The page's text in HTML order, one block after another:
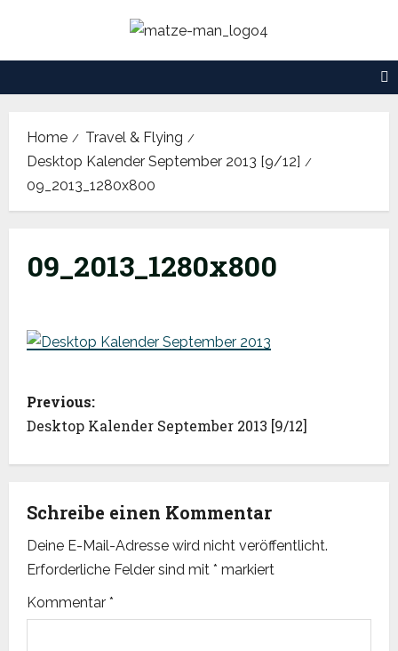
content
Home
Travel & Flying
Desktop Kalender September 2013 [9/12]
09_2013_1280x800
09_2013_1280x800
P
o
s
t
n
a
v
Previous:
Desktop Kalender September 2013 [9/12]
Schreibe einen Kommentar
Deine E-Mail-Adresse wird nicht veröffentlicht.
Erforderliche Felder sind mit * markiert
Kommentar *